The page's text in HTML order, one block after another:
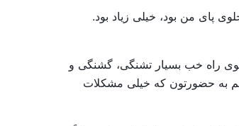
پای من بود، خیلی زیاد بود.
راه خب بسیار تشنگی، گشنگی و
به حضورتون که خیلی مشکلات